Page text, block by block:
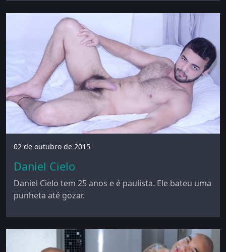
02 de outubro de 2015
Daniel Cielo
Daniel Cielo tem 25 anos e é paulista. Ele bateu uma
punheta até gozar.